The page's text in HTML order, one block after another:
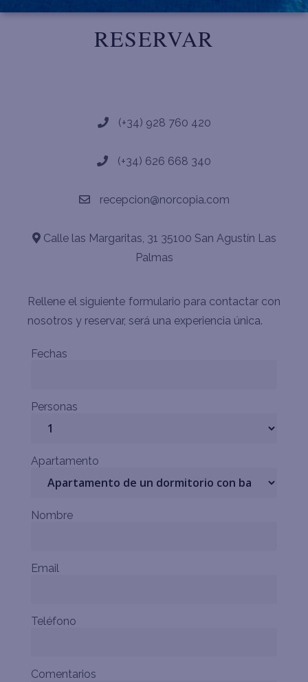
RESERVAR
(+34) 928 760 420
(+34) 626 668 340
recepcion@norcopia.com
Calle las Margaritas, 31 35100 San Agustín Las
Palmas
Rellene el siguiente formulario para contactar con
nosotros y reservar, será una experiencia única.
Fechas
Personas
Apartamento
Nombre
Email
Teléfono
Comentarios